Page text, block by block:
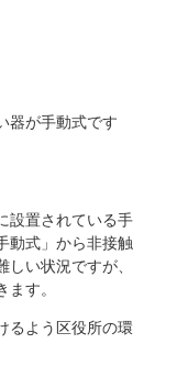
器が手動式です
設置されている手
動式」から非接触
い状況ですが、
す。
るよう区役所の環